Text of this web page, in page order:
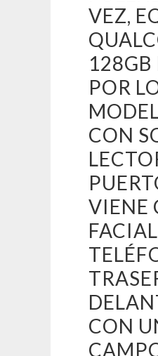
VEZ,
128GB
POR
CON
VIENE
CON